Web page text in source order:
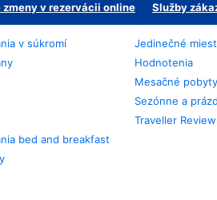
v rezervácii online Služby
v súkromí
bed and breakfast
Jedinečné
Hodnotenia
Mesačné pobyty
Sezónne a
Traveller